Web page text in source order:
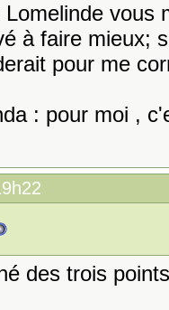
vous
à faire mieux;
pour me
: pour moi ,
des trois